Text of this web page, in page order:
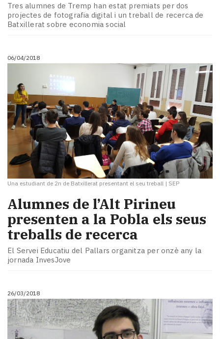
Tres alumnes de Tremp han estat premiats per dos
projectes de fotografia digital i un treball de recerca de
Batxillerat sobre economia social
06/04/2018
Una estudiant de 2n de Batxillerat presentant el seu treball | SEP
Alumnes de l’Alt Pirineu
presenten a la Pobla els seus
treballs de recerca
El Servei Educatiu del Pallars organitza per onzè any la
jornada InvesJove
26/03/2018